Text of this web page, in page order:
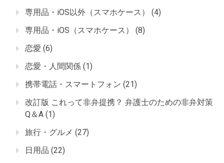
専用品・iOS以外（スマホケース）
(4)
専用品・iOS（スマホケース）
(8)
恋愛 (6)
恋愛・人間関係 (1)
携帯電話・スマートフォン (21)
改訂版 これって非弁提携？ 弁護士のための非弁対策
Q＆A (1)
旅行・グルメ (27)
日用品 (22)